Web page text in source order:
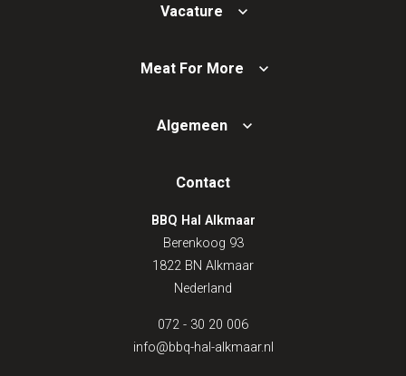
Vacature
Meat For More
Algemeen
Contact
BBQ Hal Alkmaar
Berenkoog 93
1822 BN Alkmaar
Nederland
072 - 30 20 006
info@bbq-hal-alkmaar.nl